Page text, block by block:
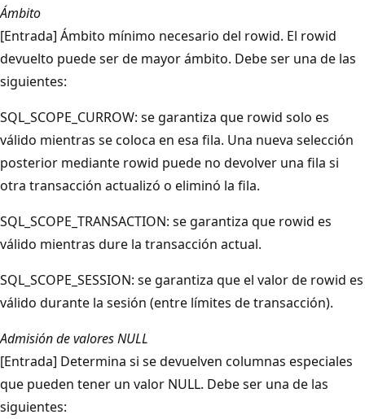
Ámbito
[Entrada] Ámbito mínimo necesario del rowid. El rowid
devuelto puede ser de mayor ámbito. Debe ser una de las
siguientes:
SQL_SCOPE_CURROW: se garantiza que rowid solo es
válido mientras se coloca en esa fila. Una nueva selección
posterior mediante rowid puede no devolver una fila si
otra transacción actualizó o eliminó la fila.
SQL_SCOPE_TRANSACTION: se garantiza que rowid es
válido mientras dure la transacción actual.
SQL_SCOPE_SESSION: se garantiza que el valor de rowid es
válido durante la sesión (entre límites de transacción).
Admisión de valores NULL
[Entrada] Determina si se devuelven columnas especiales
que pueden tener un valor NULL. Debe ser una de las
siguientes: